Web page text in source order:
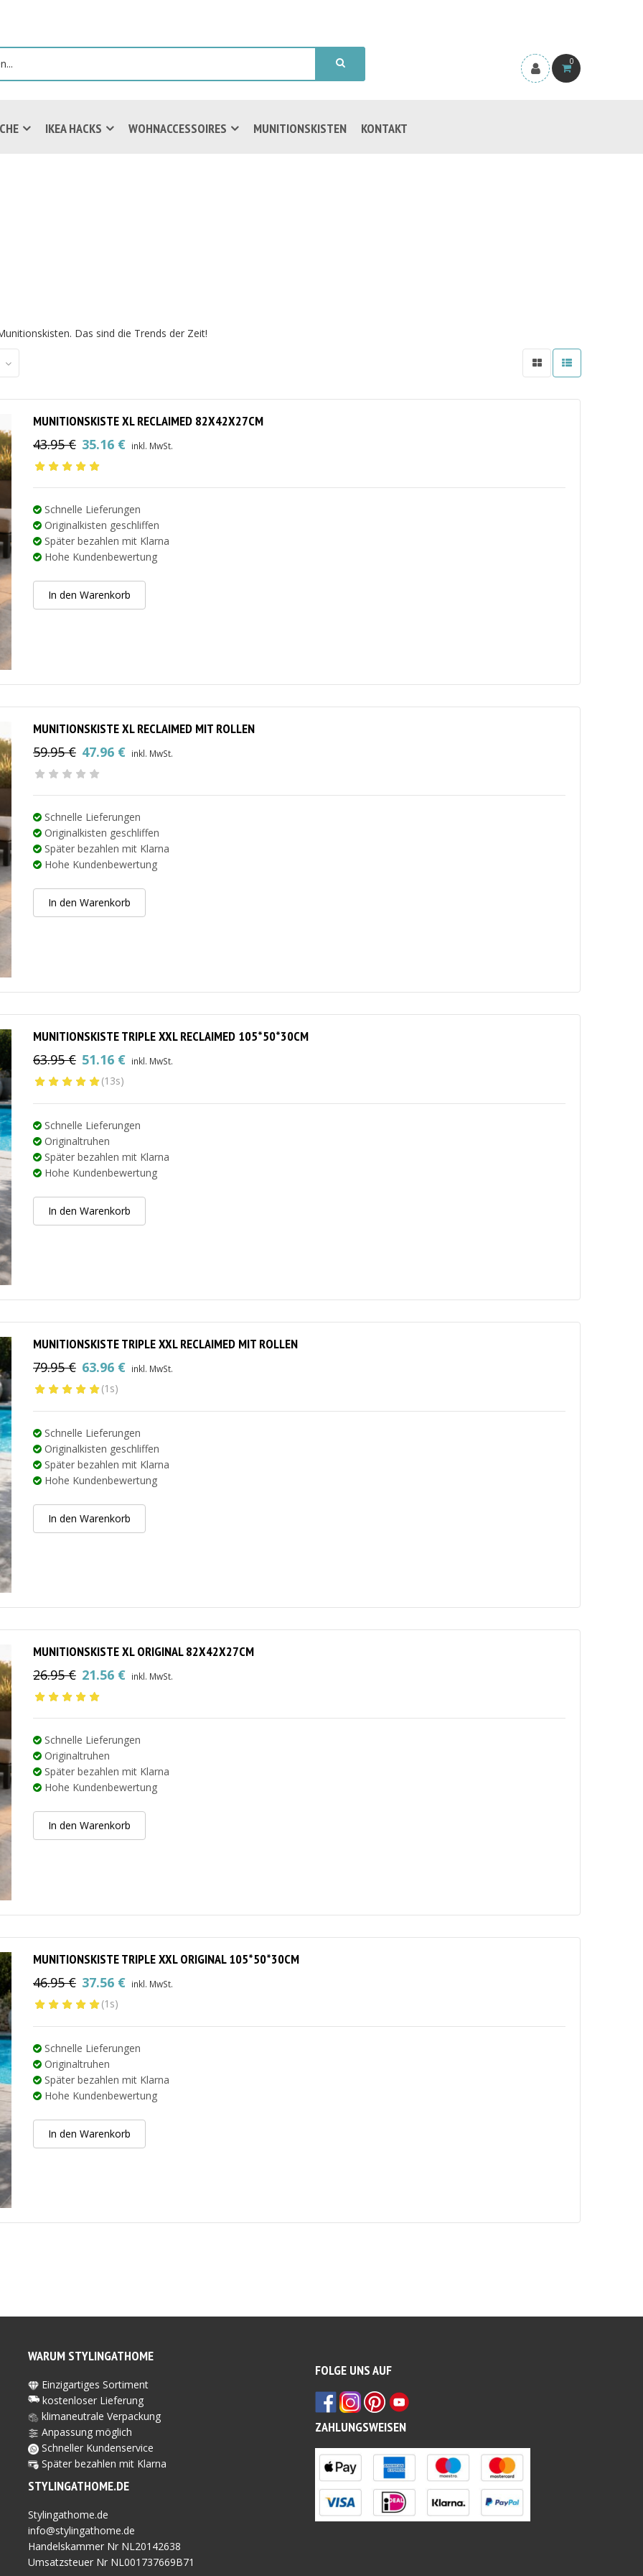
0
IKEA HACKS WOHNACCESSOIRES MUNITIONSKISTEN KONTAKT
Das sind die Trends der Zeit!
MUNITIONSKISTE XL RECLAIMED 82X42X27CM
43.95€
Ursprünglicher
Preis
war:
43.95 €
35.16 €
Aktueller
Preis
ist:
35.16 €.
inkl. MwSt.
Schnelle Lieferungen
Originalkisten geschliffen
Später bezahlen mit Klarna
Hohe Kundenbewertung
In den Warenkorb
MUNITIONSKISTE XL RECLAIMED MIT ROLLEN
59.95€
Ursprünglicher
Preis
war:
59.95 €
47.96 €
Aktueller
Preis
ist:
47.96 €.
inkl. MwSt.
Schnelle Lieferungen
Originalkisten geschliffen
Später bezahlen mit Klarna
Hohe Kundenbewertung
In den Warenkorb
MUNITIONSKISTE TRIPLE XXL RECLAIMED 105*50*30CM
63.95€
Ursprünglicher
Preis
war:
63.95 €
51.16 €
Aktueller
Preis
ist:
51.16 €.
inkl. MwSt.
(13s)
Schnelle Lieferungen
Originaltruhen
Später bezahlen mit Klarna
Hohe Kundenbewertung
In den Warenkorb
MUNITIONSKISTE TRIPLE XXL RECLAIMED MIT ROLLEN
79.95€
Ursprünglicher
Preis
war:
79.95 €
63.96 €
Aktueller
Preis
ist:
63.96 €.
inkl. MwSt.
(1s)
Schnelle Lieferungen
Originalkisten geschliffen
Später bezahlen mit Klarna
Hohe Kundenbewertung
In den Warenkorb
MUNITIONSKISTE XL ORIGINAL 82X42X27CM
26.95€
Ursprünglicher
Preis
war:
26.95 €
21.56 €
Aktueller
Preis
ist:
21.56 €.
inkl. MwSt.
Schnelle Lieferungen
Originaltruhen
Später bezahlen mit Klarna
Hohe Kundenbewertung
In den Warenkorb
MUNITIONSKISTE TRIPLE XXL ORIGINAL 105*50*30CM
46.95€
Ursprünglicher
Preis
war:
46.95 €
37.56 €
Aktueller
Preis
ist:
37.56 €.
inkl. MwSt.
(1s)
Schnelle Lieferungen
Originaltruhen
Später bezahlen mit Klarna
Hohe Kundenbewertung
In den Warenkorb
WARUM STYLINGATHOME
Einzigartiges Sortiment
kostenloser Lieferung
klimaneutrale Verpackung
Anpassung möglich
Schneller Kundenservice
Später bezahlen mit Klarna
STYLINGATHOME.DE
Stylingathome.de
info@stylingathome.de
Handelskammer Nr NL20142638
Umsatzsteuer Nr NL001737669B71
FOLGE UNS AUF
ZAHLUNGSWEISEN